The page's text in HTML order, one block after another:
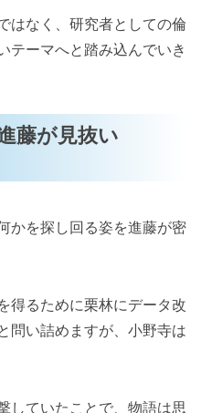
はなく、研究者としての倫
テーマへと踏み込んでいき
藤が見抜い
かを探し回る姿を進藤が密
得るために栗林にデータ改
問い詰めますが、小野寺は
していたことで、物語は思